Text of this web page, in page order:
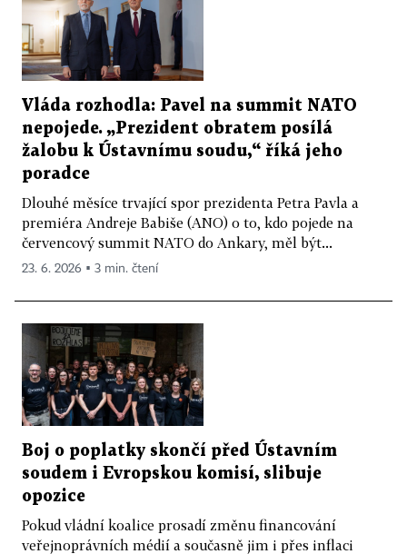
Vláda rozhodla: Pavel na summit NATO
nepojede. „Prezident obratem posílá
žalobu k Ústavnímu soudu,“ říká jeho
poradce
Dlouhé měsíce trvající spor prezidenta Petra Pavla a
premiéra Andreje Babiše (ANO) o to, kdo pojede na
červencový summit NATO do Ankary, měl být...
23. 6. 2026 ▪ 3 min. čtení
Boj o poplatky skončí před Ústavním
soudem i Evropskou komisí, slibuje
opozice
Pokud vládní koalice prosadí změnu financování
veřejnoprávních médií a současně jim i přes inflaci